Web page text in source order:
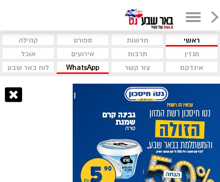
ראשי חדשות ספורט
קהילה
מגזין
תרבות אירועים
אוכל
אינדקס
צור קשר WhatsApp לוח באר שבע